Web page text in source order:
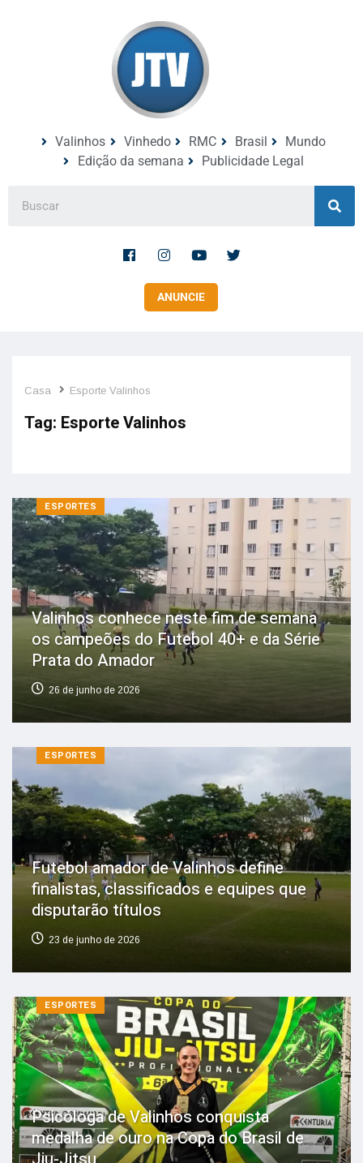
Valinhos Vinhedo RMC Brasil
Mundo
Edição da semana
Publicidade Legal
ANUNCIE
Casa Esporte Valinhos
Tag: Esporte Valinhos
ESPORTES
Valinhos conhece neste fim de semana
os campeões do Futebol 40+ e da Série
Prata do Amador
26 de junho de 2026
ESPORTES
Futebol amador de Valinhos define
finalistas, classificados e equipes que
disputarão títulos
23 de junho de 2026
ESPORTES
Psicóloga de Valinhos conquista
medalha de ouro na Copa do Brasil de